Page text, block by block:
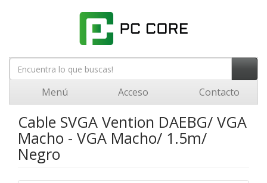
Menú Acceso Contacto
Cable SVGA Vention DAEBG/ VGA
Macho - VGA Macho/ 1.5m/
Negro